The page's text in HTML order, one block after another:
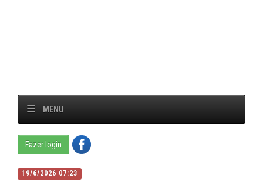
MENU
Fazer login
19/6/2026 07:23